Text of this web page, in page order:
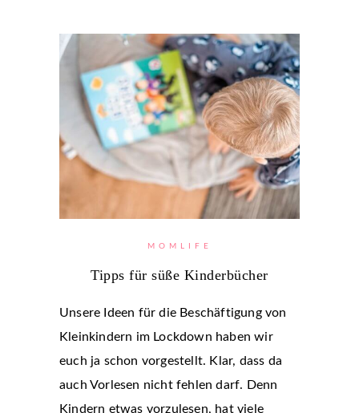
MOMLIFE
Tipps für süße Kinderbücher
Unsere Ideen für die Beschäftigung von
Kleinkindern im Lockdown haben wir
euch ja schon vorgestellt. Klar, dass da
auch Vorlesen nicht fehlen darf. Denn
Kindern etwas vorzulesen, hat viele